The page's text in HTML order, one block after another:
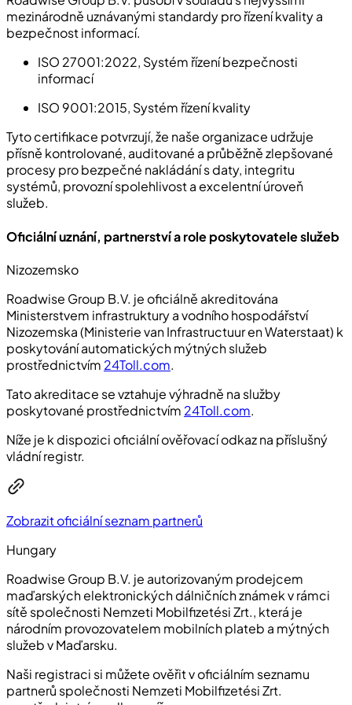
mezinárodně uznávanými standardy pro řízení kvality a
bezpečnost informací.
ISO 27001:2022, Systém řízení bezpečnosti
informací
ISO 9001:2015, Systém řízení kvality
Tyto certifikace potvrzují, že naše organizace udržuje
přísně kontrolované, auditované a průběžně zlepšované
procesy pro bezpečné nakládání s daty, integritu
systémů, provozní spolehlivost a excelentní úroveň
služeb.
Oficiální uznání, partnerství a role poskytovatele služeb
Nizozemsko
Roadwise Group B.V. je oficiálně akreditována
Ministerstvem infrastruktury a vodního hospodářství
Nizozemska (Ministerie van Infrastructuur en Waterstaat) k
poskytování automatických mýtných služeb
prostřednictvím 24Toll.com.
Tato akreditace se vztahuje výhradně na služby
poskytované prostřednictvím 24Toll.com.
Níže je k dispozici oficiální ověřovací odkaz na příslušný
vládní registr.
Zobrazit oficiální seznam partnerů
Hungary
Roadwise Group B.V. je autorizovaným prodejcem
maďarských elektronických dálničních známek v rámci
sítě společnosti Nemzeti Mobilfizetési Zrt., která je
národním provozovatelem mobilních plateb a mýtných
služeb v Maďarsku.
Naši registraci si můžete ověřit v oficiálním seznamu
partnerů společnosti Nemzeti Mobilfizetési Zrt.